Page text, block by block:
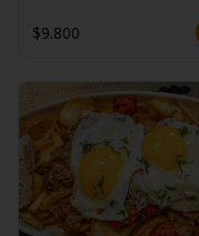
$9.800